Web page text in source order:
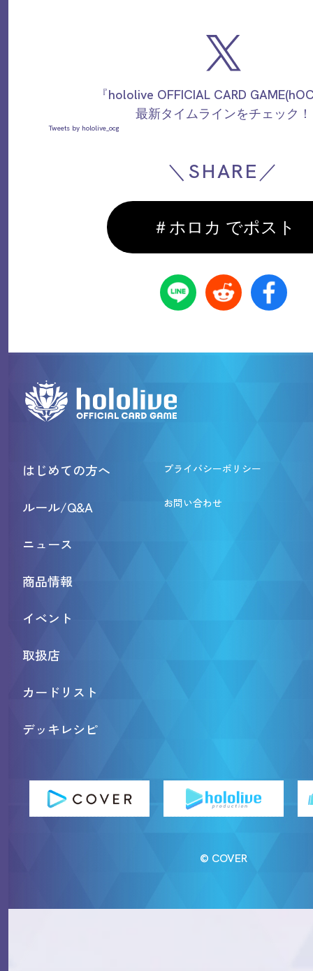
『hololive OFFICIAL CARD
最新タイムラインをチェック！
Tweets by hololive_ocg
＼SHARE／
＃ホロカ でポスト
はじめての方へ
ルール/Q&A
ニュース
商品情報
イベント
取扱店
カードリスト
デッキレシピ
プライバシーポリシー
お問い合わせ
© COVER